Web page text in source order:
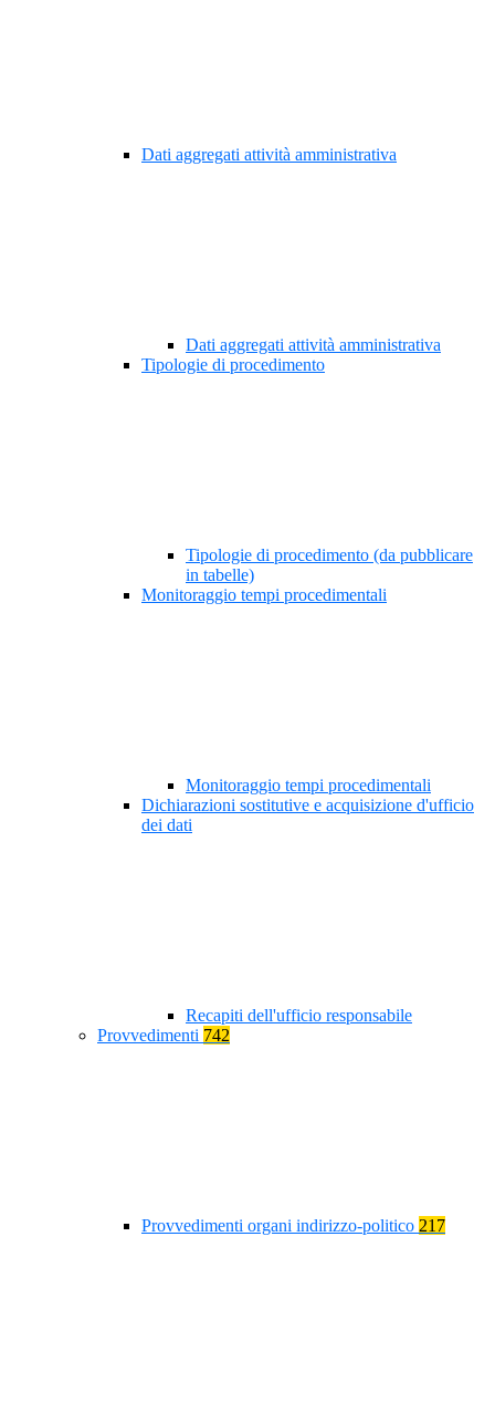
Dati aggregati attività amministrativa
Dati aggregati attività amministrativa
Tipologie di procedimento
Tipologie di procedimento (da pubblicare
in tabelle)
Monitoraggio tempi procedimentali
Monitoraggio tempi procedimentali
Dichiarazioni sostitutive e acquisizione d'ufficio
dei dati
Recapiti dell'ufficio responsabile
Provvedimenti 742
Provvedimenti organi indirizzo-politico 217